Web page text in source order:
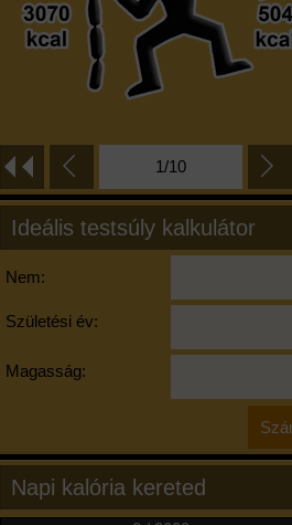
1/10
Ideális testsúly kalkulátor
Nem:
Születési év:
Magasság:
Napi kalória kereted